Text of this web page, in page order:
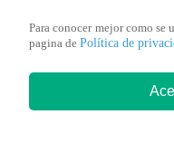
Los parlamentarios
abstención, lo que
nuevo periodo.
Los votos a favor
Para conocer mejor como
pagina de Política de